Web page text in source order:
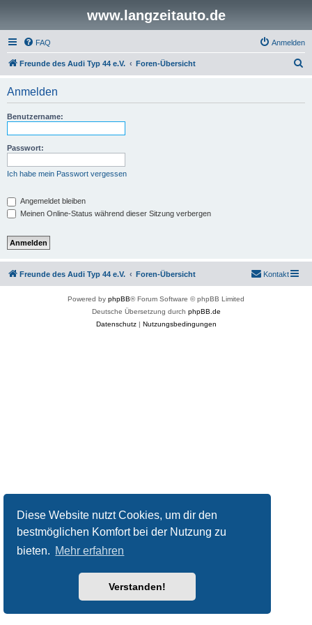
Diese Website nutzt Cookies, um dir den
bestmöglichen Komfort bei der Nutzung zu
bieten. Mehr erfahren
Verstanden!
www.langzeitauto.de
FAQ Anmelden
Freunde des Audi Typ 44 e.V. Foren-Übersicht
Anmelden
Benutzername:
Passwort:
Ich habe mein Passwort vergessen
Angemeldet bleiben
Meinen Online-Status während dieser Sitzung verbergen
Freunde des Audi Typ 44 e.V. Foren-Übersicht Kontakt
Powered by phpBB® Forum Software © phpBB Limited
Deutsche Übersetzung durch phpBB.de
Datenschutz| Nutzungsbedingungen